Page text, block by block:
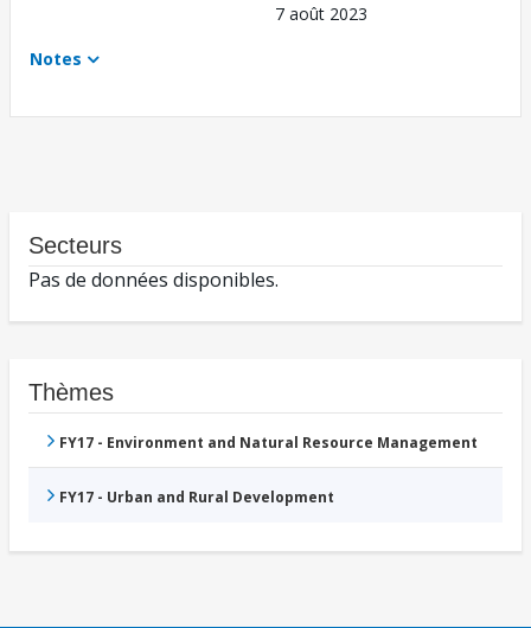
7 août 2023
Notes
Secteurs
Pas de données disponibles.
Thèmes
FY17 - Environment and Natural Resource Management
FY17 - Urban and Rural Development